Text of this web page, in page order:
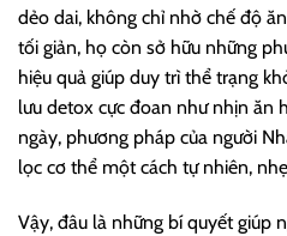
dẻo dai, không chỉ nhờ chế độ
tối giản, họ còn sở hữu những
hiệu quả giúp duy trì thể trạng
lưu detox cực đoan như nhịn ăn
ngày, phương pháp của người
lọc cơ thể một cách tự nhiên,
Vậy, đâu là những bí quyết giúp